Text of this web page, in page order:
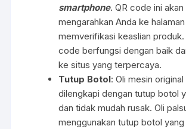
smartphone. QR code ini akan
mengarahkan Anda ke
memverifikasi keaslian produk.
code berfungsi dengan baik
ke situs yang terpercaya.
Tutup Botol: Oli mesin
dilengkapi dengan tutup botol
dan tidak mudah rusak. Oli
menggunakan tutup botol yang